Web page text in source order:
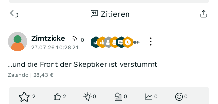
Zitieren
Zimtzicke
0
27.07.26 10:28:21
..und die Front der Skeptiker ist verstummt
Zalando | 28,43 €
2 2 0 0 0 0